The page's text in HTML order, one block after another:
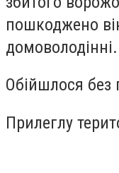
пошкоджено
домоволодінні.
Обійшлося без
Прилеглу